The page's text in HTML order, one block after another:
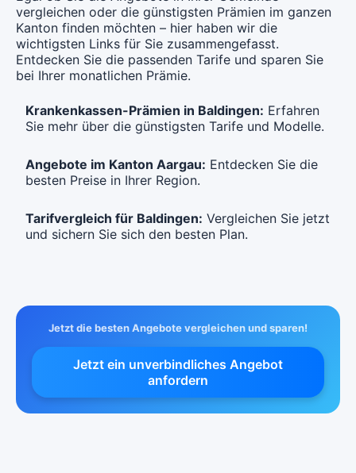
Mit Unfalldeckung: CHF 136.25
Mit Unfalldeckung: CHF 140.55
Standard Modell:
Grundversicherung
Mit Unfalldeckung:
Mit Unfalldeckung: CHF 139.95
Weitere Modelle Modell:
Combi Care
Ohne Unfalldeckung:
Mit Unfalldeckung: CHF 146.35
Standard Modell:
Grundversicherung
Mit Unfalldeckung:
vergleichen oder die günstigsten Prämien im ganzen
Kanton finden möchten – hier haben wir die
wichtigsten Links für Sie zusammengefasst.
Entdecken Sie die passenden Tarife und sparen Sie
bei Ihrer monatlichen Prämie.
Krankenkassen-Prämien in Baldingen: Erfahren
Sie mehr über die günstigsten Tarife und Modelle.
Angebote im Kanton Aargau: Entdecken Sie die
besten Preise in Ihrer Region.
Tarifvergleich für Baldingen: Vergleichen Sie jetzt
und sichern Sie sich den besten Plan.
Jetzt die besten Angebote vergleichen und sparen!
Jetzt ein unverbindliches Angebot
anfordern